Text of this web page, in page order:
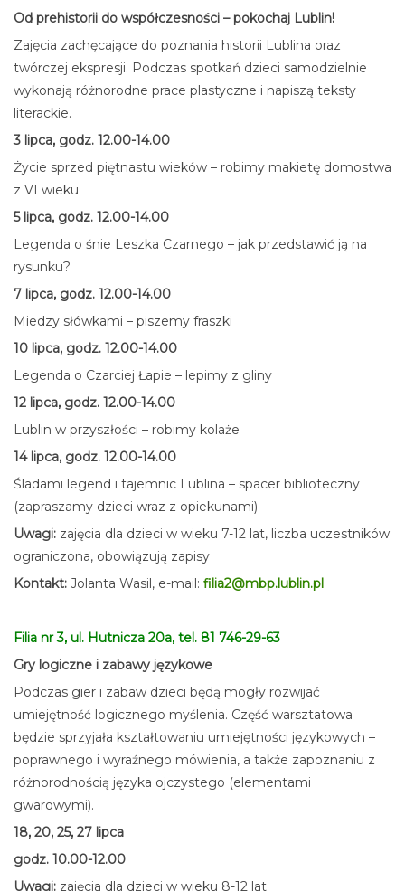
Od prehistorii do współczesności – pokochaj Lublin!
Zajęcia zachęcające do poznania historii Lublina oraz
twórczej ekspresji. Podczas spotkań dzieci samodzielnie
wykonają różnorodne prace plastyczne i napiszą teksty
literackie.
3 lipca, godz. 12.00-14.00
Życie sprzed piętnastu wieków – robimy makietę domostwa
z VI wieku
5 lipca, godz. 12.00-14.00
Legenda o śnie Leszka Czarnego – jak przedstawić ją na
rysunku?
7 lipca, godz. 12.00-14.00
Miedzy słówkami – piszemy fraszki
10 lipca, godz. 12.00-14.00
Legenda o Czarciej Łapie – lepimy z gliny
12 lipca, godz. 12.00-14.00
Lublin w przyszłości – robimy kolaże
14 lipca, godz. 12.00-14.00
Śladami legend i tajemnic Lublina – spacer biblioteczny
(zapraszamy dzieci wraz z opiekunami)
Uwagi: zajęcia dla dzieci w wieku 7-12 lat, liczba uczestników
ograniczona, obowiązują zapisy
Kontakt: Jolanta Wasil, e-mail: filia2@mbp.lublin.pl
Filia nr 3, ul. Hutnicza 20a, tel. 81 746-29-63
Gry logiczne i zabawy językowe
Podczas gier i zabaw dzieci będą mogły rozwijać
umiejętność logicznego myślenia. Część warsztatowa
będzie sprzyjała kształtowaniu umiejętności językowych –
poprawnego i wyraźnego mówienia, a także zapoznaniu z
różnorodnością języka ojczystego (elementami
gwarowymi).
18, 20, 25, 27 lipca
godz. 10.00-12.00
Uwagi: zajęcia dla dzieci w wieku 8-12 lat